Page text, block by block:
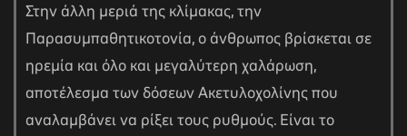
Στην άλλη μεριά της κλίμακας, την
Παρασυμπαθητικοτονία, ο άνθρωπος βρίσκεται σε
ηρεμία και όλο και μεγαλύτερη χαλάρωση,
αποτέλεσμα των δόσεων Ακετυλοχολίνης που
αναλαμβάνει να ρίξει τους ρυθμούς. Είναι το